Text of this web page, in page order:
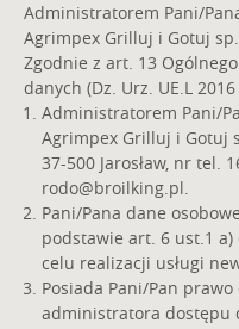
Administratorem Pani/
Agrimpex Grilluj i Gotuj
Zgodnie z art. 13
danych (Dz. Urz. UE.L
Administratorem Pani/
Agrimpex Grilluj i Gotuj
37-500 Jarosław, nr tel.
rodo@broilking.pl.
Pani/Pana dane
podstawie art. 6 ust.1 a)
celu realizacji usługi
Posiada Pani/Pan
administratora dostępu